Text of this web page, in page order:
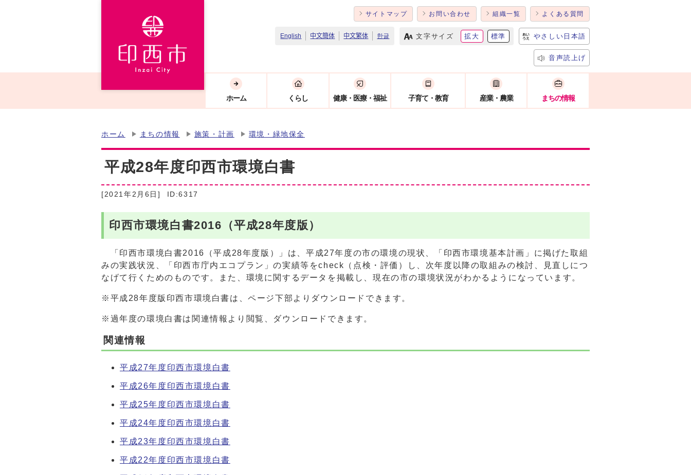
サイトマップ お問い合わせ 組織一覧 よくある質問
English 中文簡体 中文繁体 한글 文字サイズ 拡大 標準 やさしい日本語
音声読上げ
ホーム くらし 健康・医療・福祉 子育て・教育 産業・農業 まちの情報
ホーム まちの情報 施策・計画 環境・緑地保全
平成28年度印西市環境白書
[2021年2月6日] ID:6317
印西市環境白書2016（平成28年度版）
「印西市環境白書2016（平成28年度版）」は、平成27年度の市の環境の現状、「印西市環境基本計画」に掲げた取組
みの実践状況、「印西市庁内エコプラン」の実績等をcheck（点検・評価）し、次年度以降の取組みの検討、見直しにつ
なげて行くためのものです。また、環境に関するデータを掲載し、現在の市の環境状況がわかるようになっています。
※平成28年度版印西市環境白書は、ページ下部よりダウンロードできます。
※過年度の環境白書は関連情報より閲覧、ダウンロードできます。
関連情報
平成27年度印西市環境白書
平成26年度印西市環境白書
平成25年度印西市環境白書
平成24年度印西市環境白書
平成23年度印西市環境白書
平成22年度印西市環境白書